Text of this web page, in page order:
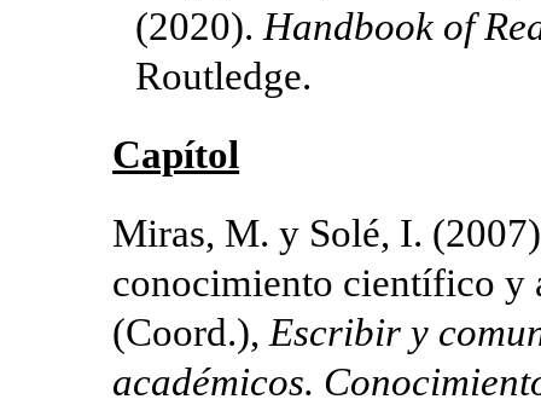
(2020). Handbook of
Routledge.
Capítol
Miras, M. y Solé, I.
conocimiento científico y
(Coord.), Escribir y
académicos.